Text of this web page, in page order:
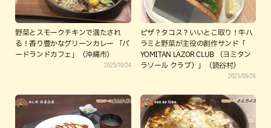
野菜とスモークチキンで満たされ
る！香り豊かなグリーンカレー 「バ
ードランドカフェ」（沖縄市）
2025/10/24
ピザ？タコス？いいとこ取り！牛ハ
ラミと野菜が主役の創作サンド「
YOMITAN LAZOR CLUB （ヨミタン
ラソール クラブ）」（読谷村）
2025/09/26